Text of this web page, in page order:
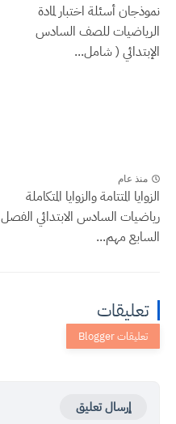
نموذجان أسئلة اختبار لمادة
الرياضيات للصف السادس
الإبتدائي ( شامل...
منذ عام
الزوايا المتتامة والزوايا المتكاملة
رياضيات السادس الابتدائي الفصل
السابع مهم...
تعليقات
إرسال تعليق